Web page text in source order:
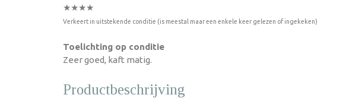
★★★★
Verkeert in uitstekende conditie (is meestal maar een enkele keer gelezen of ingekeken)
Toelichting op conditie
Zeer goed, kaft matig.
Productbeschrijving